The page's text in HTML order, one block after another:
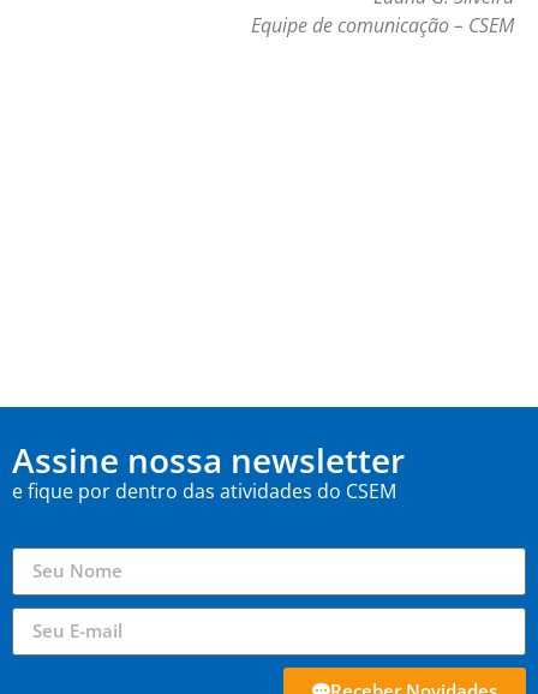
Equipe de comunicação – CSEM
Assine nossa newsletter
e fique por dentro das atividades do CSEM